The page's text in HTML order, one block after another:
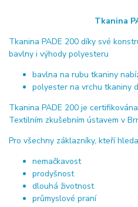
Tkanina
Tkanina PADE 200 díky své
bavlny i výhody polyesteru
bavlna na rubu tkaniny
polyester na vrchu tkaniny
Tkanina PADE 200 je
Textilním zkušebním ústavem v
Pro všechny záklazníky, kteří
nemačkavost
prodyšnost
dlouhá životnost
průmyslové praní